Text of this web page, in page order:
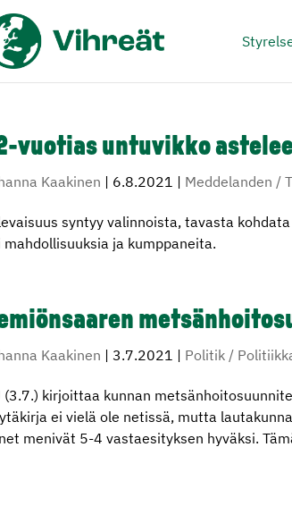
vuotias untuvikko
Kaakinen | 6.8.2021 | Meddelanden /
syntyy valinnoista, tavasta
mahdollisuuksia ja kumppaneita.
Kaakinen |3.7.2021 | Politik /
(3.7.) kirjoittaa kunnan
ei vielä ole netissä, mutta
menivät 5-4 vastaesityksen hyväksi.